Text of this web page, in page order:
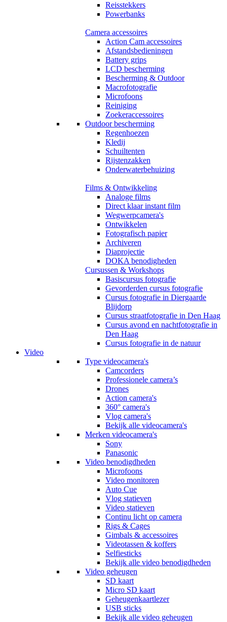
Reisstekkers
Powerbanks
Camera accessoires
Action Cam accessoires
Afstandsbedieningen
Battery grips
LCD bescherming
Bescherming & Outdoor
Macrofotografie
Microfoons
Reiniging
Zoekeraccessoires
Outdoor bescherming
Regenhoezen
Kledij
Schuiltenten
Rijstenzakken
Onderwaterbehuizing
Films & Ontwikkeling
Analoge films
Direct klaar instant film
Wegwerpcamera's
Ontwikkelen
Fotografisch papier
Archiveren
Diaprojectie
DOKA benodigheden
Cursussen & Workshops
Basiscursus fotografie
Gevorderden cursus fotografie
Cursus fotografie in Diergaarde
Blijdorp
Cursus straatfotografie in Den Haag
Cursus avond en nachtfotografie in
Den Haag
Cursus fotografie in de natuur
Video
Type videocamera's
Camcorders
Professionele camera’s
Drones
Action camera's
360° camera's
Vlog camera's
Bekijk alle videocamera's
Merken videocamera's
Sony
Panasonic
Video benodigdheden
Microfoons
Video monitoren
Auto Cue
Vlog statieven
Video statieven
Continu licht op camera
Rigs & Cages
Gimbals & accessoires
Videotassen & koffers
Selfiesticks
Bekijk alle video benodigdheden
Video geheugen
SD kaart
Micro SD kaart
Geheugenkaartlezer
USB sticks
Bekijk alle video geheugen